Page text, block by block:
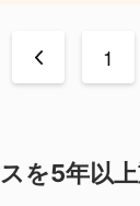
< 1
を5年以